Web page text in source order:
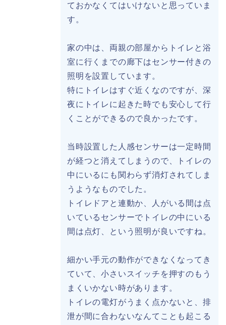
ておかなくてはいけないと思っていま
す。
家の中は、両親の部屋からトイレと浴
室に行くまでの廊下はセンサー付きの
照明を設置しています。
特にトイレはすぐ近くなのですが、深
夜にトイレに起きた時でも安心して行
くことができるので良かったです。
当時設置した人感センサーは一定時間
が経つと消えてしまうので、トイレの
中にいるにも関わらず消灯されてしま
うようなものでした。
トイレドアと連動か、人がいる間は点
いているセンサーでトイレの中にいる
間は点灯、という照明が良いですね。
細かい手元の動作ができなくなってき
ていて、小さいスイッチを押すのもう
まくいかない時があります。
トイレの電灯がうまく点かないと、排
泄が間に合わないなんてことも起こる